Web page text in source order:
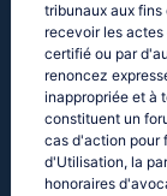
tribunaux aux
recevoir les
certifié ou par
renoncez
inappropriée et à
constituent un
cas d'action pour
d'Utilisation, la
honoraires